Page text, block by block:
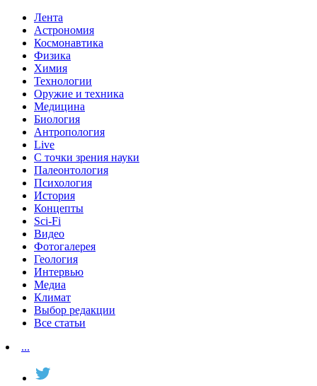
Лента
Астрономия
Космонавтика
Физика
Химия
Технологии
Оружие и техника
Медицина
Биология
Антропология
Live
С точки зрения науки
Палеонтология
Психология
История
Концепты
Sci-Fi
Видео
Фотогалерея
Геология
Интервью
Медиа
Климат
Выбор редакции
Все статьи
...